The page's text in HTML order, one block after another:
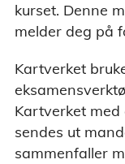
kurset. Denne
melder deg på
Kartverket
Kartverket med
sendes ut
sammenfaller